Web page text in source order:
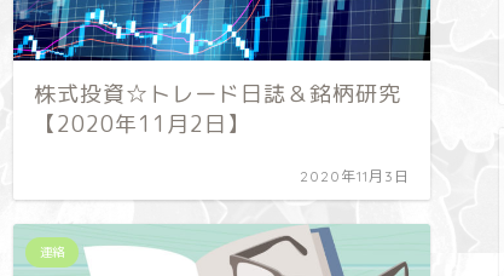
株式投資☆トレード日誌＆銘柄研究
【2020年11月2日】
2020年11月3日
連絡